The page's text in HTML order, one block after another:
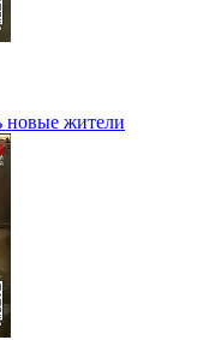
новые жители